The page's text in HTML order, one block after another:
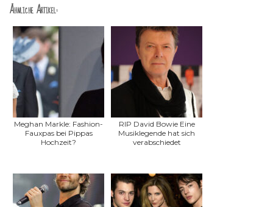
Ähnliche Artikel:
Meghan Markle: Fashion-
Fauxpas bei Pippas
Hochzeit?
RIP David Bowie Eine
Musiklegende hat sich
verabschiedet